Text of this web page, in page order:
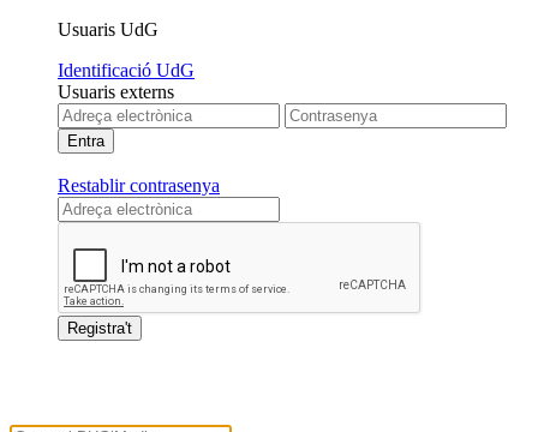
Usuaris UdG
Identificació UdG
Usuaris externs
Restablir contrasenya